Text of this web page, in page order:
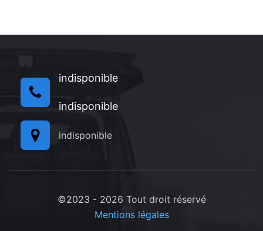
indisponible
indisponible
indisponible
©2023 - 2026 Tout droit réservé
Mentions légales